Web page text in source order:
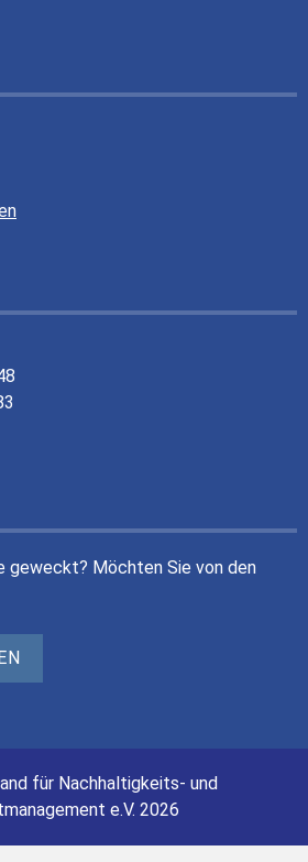
geweckt? Möchten Sie von den
für Nachhaltigkeits- und
e.V. 2026